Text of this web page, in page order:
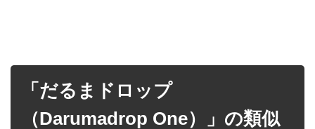
「だるまドロップ
（Darumadrop One）」の類似